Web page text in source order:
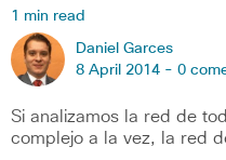
1 min read
Daniel Garces
8 April 2014 - 0
Si analizamos la red de
complejo a la vez, la red